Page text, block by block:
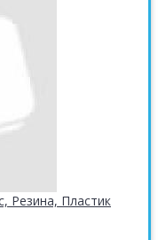
Резина, Пластик